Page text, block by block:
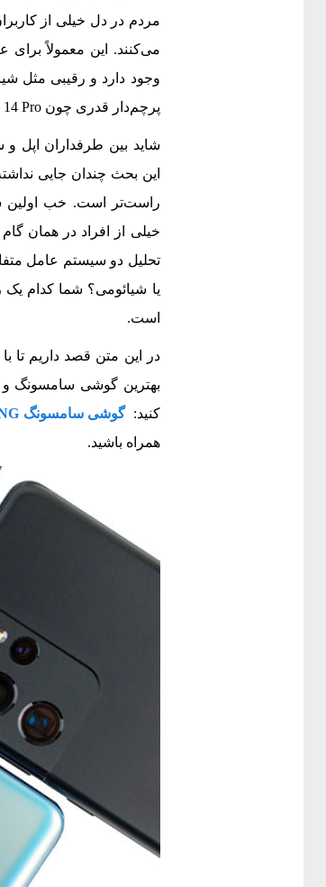
مردم در دل خیلی از
می‌کنند. این معمولاً
وجود دارد و رقیبی مثل
پرچم‌دار قدری چون Xiaomi 14 Pro نشان از پرچم‌داران خاص شیائومی‌ست.
شاید بین طرفداران
این بحث چندان جایی
خیلی از افراد در همان گام
یا شیائومی؟ شما کدام یک
است.
در این متن قصد داریم تا
بهترین گوشی سامسونگ و
کنید:گوشی سامسونگ SAMSUNG
همراه باشید.